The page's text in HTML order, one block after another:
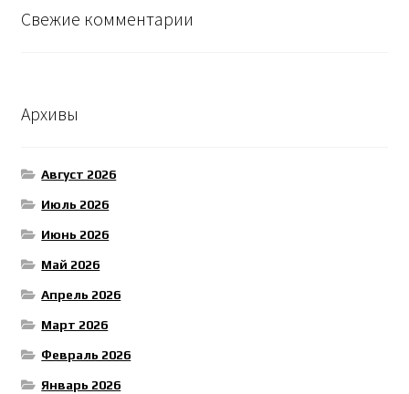
Свежие комментарии
Архивы
Август 2026
Июль 2026
Июнь 2026
Май 2026
Апрель 2026
Март 2026
Февраль 2026
Январь 2026